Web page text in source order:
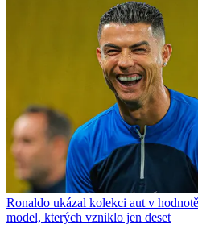
Ronaldo ukázal kolekci aut v
model, kterých vzniklo jen deset